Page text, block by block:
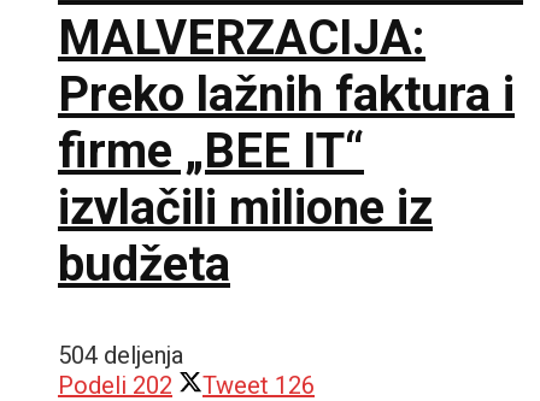
MALVERZACIJA:
Preko lažnih faktura i
firme „BEE IT“
izvlačili milione iz
budžeta
504 deljenja
Podeli 202 Tweet 126